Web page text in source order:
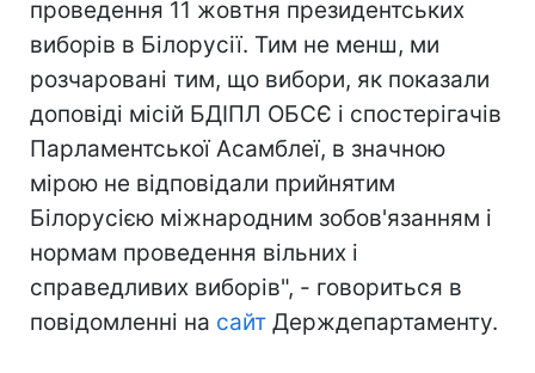
проведення 11 жовтня президентських
виборів в Білорусії. Тим не менш, ми
розчаровані тим, що вибори, як показали
доповіді місій БДІПЛ ОБСЄ і спостерігачів
Парламентської Асамблеї, в значною
мірою не відповідали прийнятим
Білорусією міжнародним зобов'язанням і
нормам проведення вільних і
справедливих виборів", - говориться в
повідомленні на сайт Держдепартаменту.